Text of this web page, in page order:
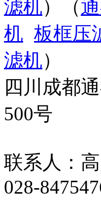
滤机）（
机 板框压
滤机）
四川成都
500号
联系人：
028-